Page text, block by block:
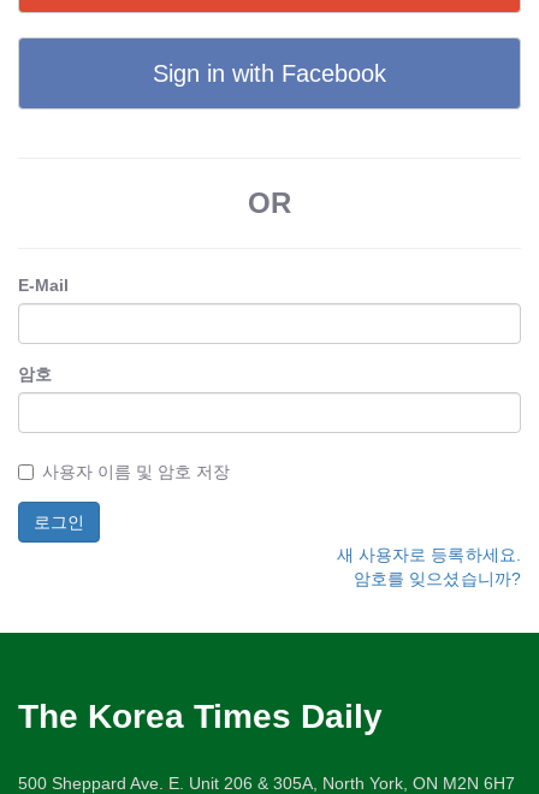
Sign in with Facebook
OR
E-Mail
암호
사용자 이름 및 암호 저장
새 사용자로 등록하세요.
암호를 잊으셨습니까?
The Korea Times Daily
500 Sheppard Ave. E. Unit 206 & 305A, North York, ON M2N 6H7